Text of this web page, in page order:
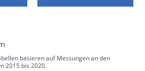
basieren auf Messungen an den
2015 bis 2020.